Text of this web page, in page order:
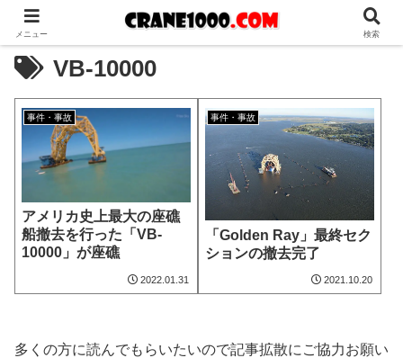
VB-10000
事件・事故
アメリカ史上最大の座礁
船撤去を行った「VB-
10000」が座礁
2022.01.31
事件・事故
「Golden Ray」最終セク
ションの撤去完了
2021.10.20
多くの方に読んでもらいたいので記事拡散にご協力お願い
メニュー 検索